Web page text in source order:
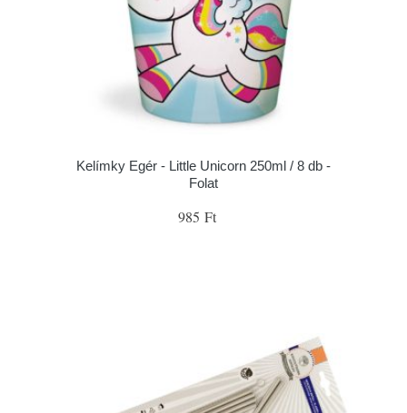
Kelímky Egér - Little Unicorn 250ml / 8 db -
Folat
985 Ft